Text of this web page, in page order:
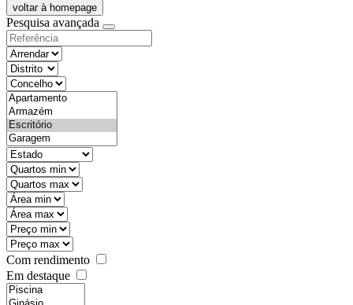
voltar à homepage
Pesquisa avançada
objective
districtId
countyId
types
state
mintypo
maxtypo
minarea
maxarea
minprice
maxprice
Com rendimento
Em destaque
features